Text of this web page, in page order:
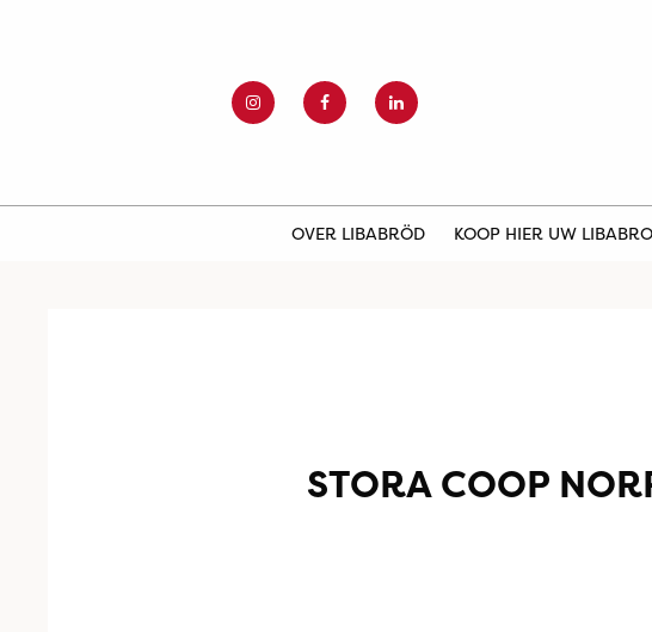
OVER LIBABRÖD KOOP HIER UW
STORA COOP